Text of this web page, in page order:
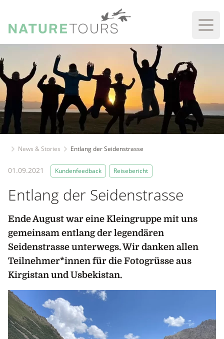
News & Stories Entlang der Seidenstrasse
01.09.2021 Kundenfeedback Reisebericht
Entlang der Seidenstrasse
Ende August war eine Kleingruppe mit uns
gemeinsam entlang der legendären
Seidenstrasse unterwegs. Wir danken allen
Teilnehmer*innen für die Fotogrüsse aus
Kirgistan und Usbekistan.